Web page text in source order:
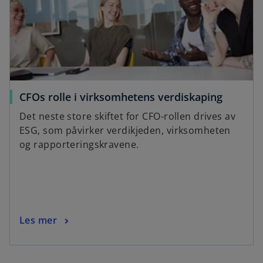
w
t
CFOs rolle i virksomhetens verdiskaping
Det neste store skiftet for CFO-rollen drives av
ESG, som påvirker verdikjeden, virksomheten
og rapporteringskravene.
Les mer